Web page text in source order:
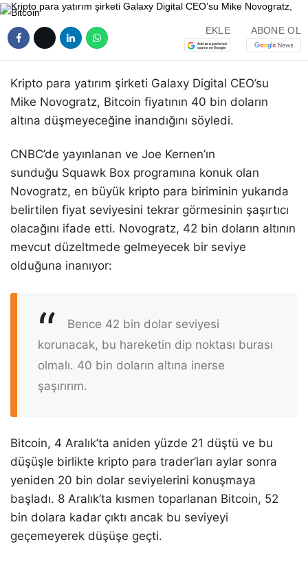
EKLE ABONE OL
Kripto para yatırım şirketi Galaxy Digital CEO’su
Mike Novogratz, Bitcoin fiyatının 40 bin doların
altına düşmeyeceğine inandığını söyledi.
CNBC’de yayınlanan ve Joe Kernen’ın
sunduğu Squawk Box programına konuk olan
Novogratz, en büyük kripto para biriminin yukarıda
belirtilen fiyat seviyesini tekrar görmesinin şaşırtıcı
olacağını ifade etti. Novogratz, 42 bin doların altının
mevcut düzeltmede gelmeyecek bir seviye
olduğuna inanıyor:
Bence 42 bin dolar seviyesi
korunacak, bu hareketin dip noktası burası
olmalı. 40 bin doların altına inerse
şaşırırım.
Bitcoin, 4 Aralık’ta aniden yüzde 21 düştü ve bu
düşüşle birlikte kripto para trader’ları aylar sonra
yeniden 20 bin dolar seviyelerini konuşmaya
başladı. 8 Aralık’ta kısmen toparlanan Bitcoin, 52
bin dolara kadar çıktı ancak bu seviyeyi
geçemeyerek düşüşe geçti.